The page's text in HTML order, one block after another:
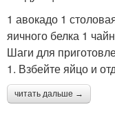
1 авокадо 1
яичного белка 1
Шаги для
1. Взбейте яйцо и
читать дальше →